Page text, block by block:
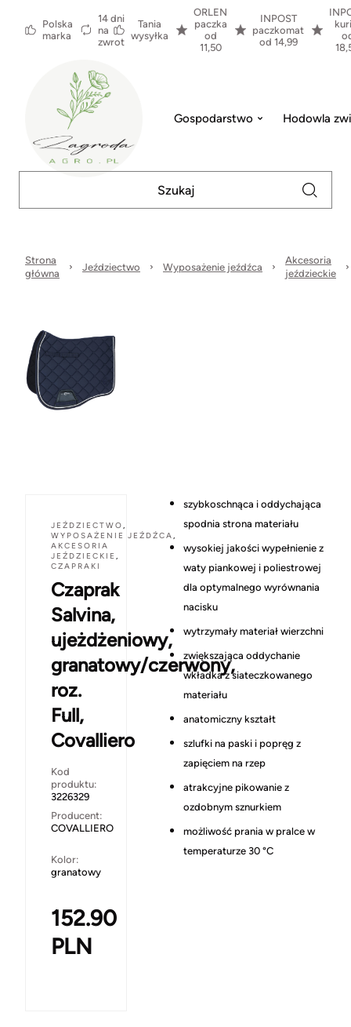
Polska
marka
14 dni
na
zwrot
Tania
wysyłka
ORLEN
paczka
od
11,50
INPOST
paczkomat
od 14,99
Gospodarstwo Hodowla
Strona
główna
Jeździectwo Wyposażenie jeźdźca
Akcesoria
jeździeckie
JEŹDZIECTWO,
WYPOSAŻENIE JEŹDŹCA,
AKCESORIA
JEŹDZIECKIE ,
CZAPRAKI
Czaprak
Salvina,
ujeżdżeniowy,
granatowy/czerwony,
roz.
Full,
Covalliero
Kod
produktu:
3226329
Producent:
COVALLIERO
Kolor:
granatowy
152.90
PLN
szybkoschnąca i oddychająca
spodnia strona materiału
wysokiej jakości wypełnienie z
waty piankowej i poliestrowej
dla optymalnego wyrównania
nacisku
wytrzymały materiał wierzchni
zwiększająca oddychanie
wkładka z siateczkowanego
materiału
anatomiczny kształt
szlufki na paski i popręg z
zapięciem na rzep
atrakcyjne pikowanie z
ozdobnym sznurkiem
możliwość prania w pralce w
temperaturze 30 °C